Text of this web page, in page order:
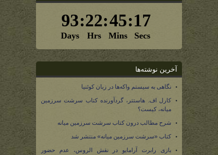
آخرین نوشته‌ها
نگاهی به سیستم واکه‌ها در زبان کوئنیا
کارل اف. هاستتر، گردآورنده کتاب سرشت سرزمین
میانه، کیست؟
شرح مطالب درون کتاب سرشت سرزمین میانه
کتاب «سرشت سرزمین میانه» منتشر شد
بازی رابرت آرامایو در نقش الروس، عدم حضور